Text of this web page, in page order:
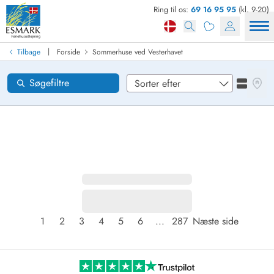
Ring til os: 69 16 95 95 (kl. 9-20)
Tilbage | Forside Sommerhuse ved Vesterhavet
1 2 3 4 5 6 ... 287 Næste side
Søgefiltre
Se
Find sommerhus
Ankomst
Områder